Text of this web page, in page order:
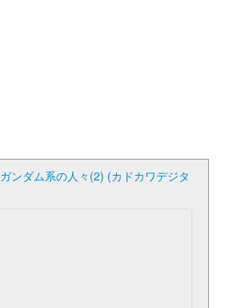
ガンダム系の人々(2) (カドカワデジタ